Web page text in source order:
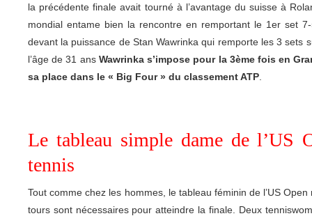
la précédente finale avait tourné à l’avantage du suisse à
mondial entame bien la rencontre en remportant le 1er set
devant la puissance de Stan Wawrinka qui remporte les 3 sets
l’âge de 31 ans Wawrinka s’impose pour la 3ème fois en
sa place dans le « Big Four » du classement ATP
Le tableau simple dame de l’US
tennis
Tout comme chez les hommes, le tableau féminin de l’US
tours sont nécessaires pour atteindre la finale. Deux